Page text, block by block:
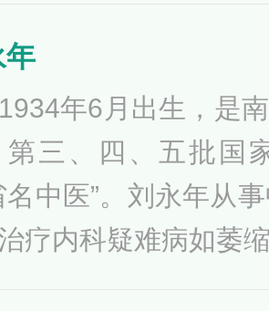
。其曾获江苏省劳
突出贡献专家、南
年
年6月出生，是
三、四、五批国
名中医”。刘永年从
疗内科疑难病如萎